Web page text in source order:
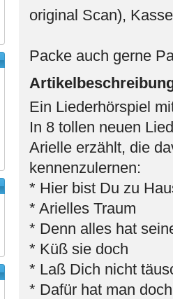
original Scan),
Packe auch gerne
Ein Liederhörspiel
In 8 tollen neuen
Arielle erzählt, die
kennenzulernen:
* Hier bist Du zu
* Arielles Traum
* Denn alles hat
* Küß sie doch
* Laß Dich nicht
* Dafür hat man